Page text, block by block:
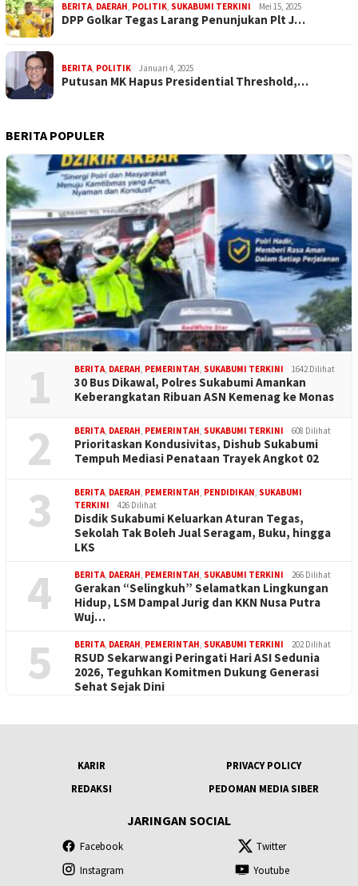
BERITA, DAERAH, POLITIK, SUKABUMI TERKINI Mei 15, 2025
DPP Golkar Tegas Larang Penunjukan Plt J…
BERITA, POLITIK Januari 4, 2025
Putusan MK Hapus Presidential Threshold,…
BERITA POPULER
1 BERITA, DAERAH, PEMERINTAH, SUKABUMI TERKINI 1642 Dilihat
30 Bus Dikawal, Polres Sukabumi Amankan
Keberangkatan Ribuan ASN Kemenag ke Monas
2 BERITA, DAERAH, PEMERINTAH, SUKABUMI TERKINI 608 Dilihat
Prioritaskan Kondusivitas, Dishub Sukabumi
Tempuh Mediasi Penataan Trayek Angkot 02
3 BERITA, DAERAH, PEMERINTAH, PENDIDIKAN, SUKABUMI
TERKINI
426 Dilihat
Disdik Sukabumi Keluarkan Aturan Tegas,
Sekolah Tak Boleh Jual Seragam, Buku, hingga
LKS
4 BERITA, DAERAH, PEMERINTAH, SUKABUMI TERKINI 266 Dilihat
Gerakan “Selingkuh” Selamatkan Lingkungan
Hidup, LSM Dampal Jurig dan KKN Nusa Putra
Wuj…
5 BERITA, DAERAH, PEMERINTAH, SUKABUMI TERKINI 202 Dilihat
RSUD Sekarwangi Peringati Hari ASI Sedunia
2026, Teguhkan Komitmen Dukung Generasi
Sehat Sejak Dini
KARIR
PRIVACY POLICY
REDAKSI
PEDOMAN MEDIA SIBER
JARINGAN SOCIAL
Facebook
Twitter
Instagram
Youtube